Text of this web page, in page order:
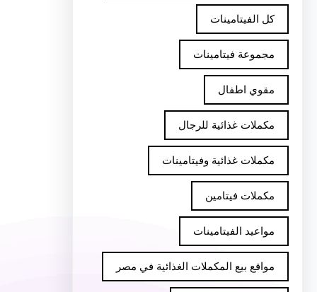
كل الفيتامينات
مجموعة فيتامينات
مقوي اطفال
مكملات غذائية للرجال
مكملات غذائية وفيتامينات
مكملات فيتامين
مواعيد الفيتامينات
مواقع بيع المكملات الغذائية في مصر